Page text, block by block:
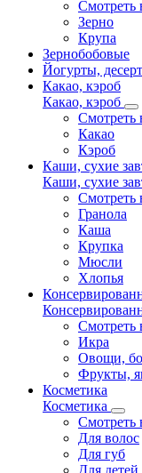
Смотреть
Зерно
Крупа
Зернобобовые
Йогурты,
Какао, кэроб
Какао, кэроб
Смотреть
Какао
Кэроб
Каши, сухие
Каши, сухие
Смотреть
Гранола
Каша
Крупка
Мюсли
Хлопья
Смотреть
Икра
Овощи,
Фрукты,
Косметика
Косметика
Смотреть
Для волос
Для губ
Для детей